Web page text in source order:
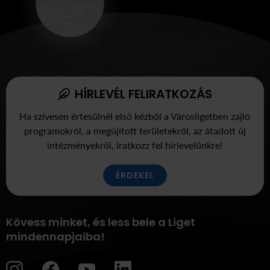
Kövess minket, és less bele a Liget
mindennapjaiba!
HÍRLEVÉL FELIRATKOZÁS
Ha szívesen értesülnél első kézből a Városligetben zajló
programokról, a megújított területekről, az átadott új
intézményekről, iratkozz fel hírlevelünkre!
ÉRDEKEL